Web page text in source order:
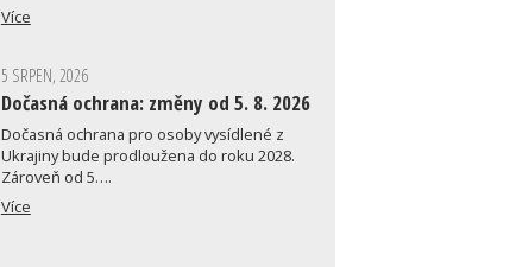
Více
5 SRPEN, 2026
Dočasná ochrana: změny od 5. 8. 2026
Dočasná ochrana pro osoby vysídlené z
Ukrajiny bude prodloužena do roku 2028.
Zároveň od 5….
Více